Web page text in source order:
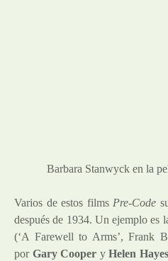
Barbara Stanwyck en la
Varios de estos films Pre-Code
después de 1934. Un ejemplo es
(‘A Farewell to Arms’, Frank
por Gary Cooper yHelen Hayes